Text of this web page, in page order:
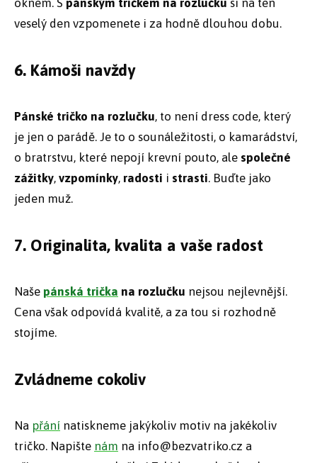
veselý den vzpomenete i za hodně dlouhou dobu.
6. Kámoši navždy
Pánské tričko na rozlučku, to není dress code, který
je jen o parádě. Je to o sounáležitosti, o kamarádství,
o bratrstvu, které nepojí krevní pouto, ale společné
zážitky, vzpomínky, radosti i strasti. Buďte jako
jeden muž.
7. Originalita, kvalita a vaše radost
Naše pánská trička na rozlučku nejsou nejlevnější.
Cena však odpovídá kvalitě, a za tou si rozhodně
stojíme.
Zvládneme cokoliv
Na přání natiskneme jakýkoliv motiv na jakékoliv
tričko. Napište nám na info@bezvatriko.cz a